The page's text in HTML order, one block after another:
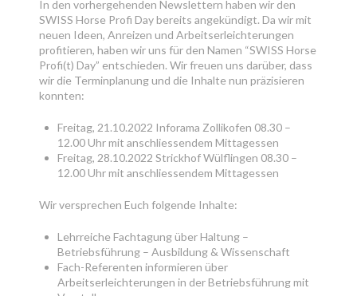
In den vorhergehenden Newslettern haben wir den
SWISS Horse Profi Day bereits angekündigt. Da wir mit
neuen Ideen, Anreizen und Arbeitserleichterungen
profitieren, haben wir uns für den Namen “SWISS Horse
Profi(t) Day” entschieden. Wir freuen uns darüber, dass
wir die Terminplanung und die Inhalte nun präzisieren
konnten:
Freitag, 21.10.2022 Inforama Zollikofen 08.30 –
12.00 Uhr mit anschliessendem Mittagessen
Freitag, 28.10.2022 Strickhof Wülflingen 08.30 –
12.00 Uhr mit anschliessendem Mittagessen
Wir versprechen Euch folgende Inhalte:
Lehrreiche Fachtagung über Haltung –
Betriebsführung – Ausbildung & Wissenschaft
Fach-Referenten informieren über
Arbeitserleichterungen in der Betriebsführung mit